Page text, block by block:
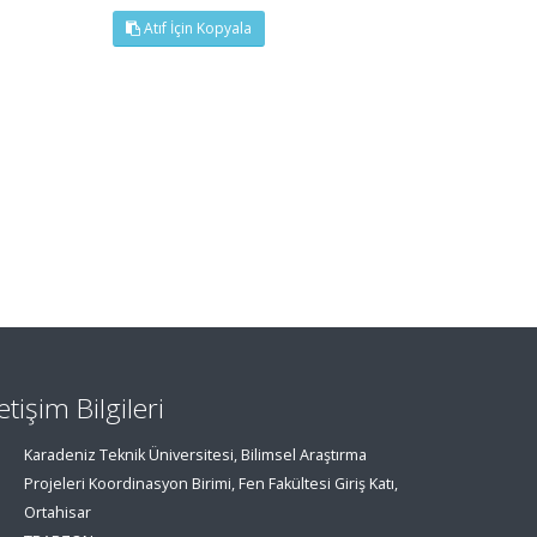
Atıf İçin Kopyala
Bilgileri
Karadeniz Teknik Üniversitesi, Bilimsel Araştırma
Projeleri Koordinasyon Birimi, Fen Fakültesi Giriş Katı,
Ortahisar